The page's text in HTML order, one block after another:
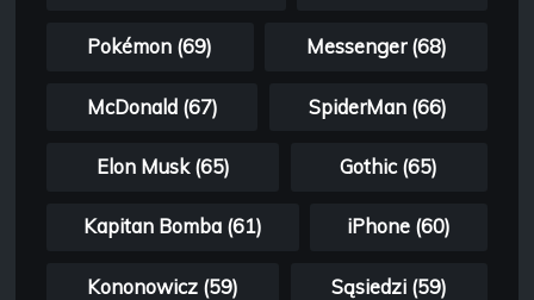
Pokémon (69) Messenger (68)
McDonald (67) SpiderMan (66)
Elon Musk (65) Gothic (65)
Kapitan Bomba (61) iPhone (60)
Kononowicz (59) Sąsiedzi (59)